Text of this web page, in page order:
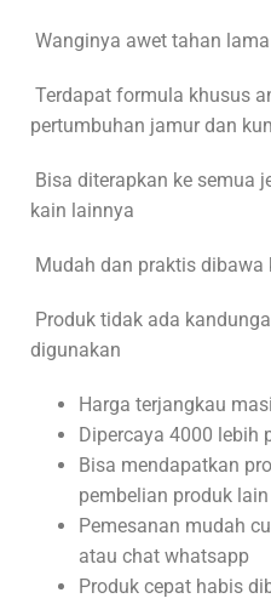
Wanginya awet tahan
Terdapat formula khusus
pertumbuhan jamur dan
Bisa diterapkan ke semua
kain lainnya
Mudah dan praktis dibawa
Produk tidak ada
digunakan
Harga terjangkau
Dipercaya 4000
Bisa mendapatkan
pembelian produk
Pemesanan mudah
atau chat whatsapp
Produk cepat habis